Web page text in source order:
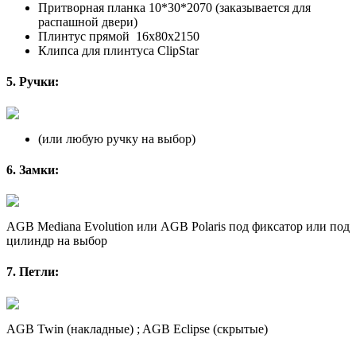
Притворная планка 10*30*2070 (заказывается для
распашной двери)
Плинтус прямой 16х80х2150
Клипса для плинтуса ClipStar
5. Ручки:
(или любую ручку на выбор)
6. Замки:
AGB Mediana Evolution или AGB Polaris под фиксатор или под
цилиндр на выбор
7. Петли:
AGB Twin (накладные) ; AGB Eclipse (скрытые)